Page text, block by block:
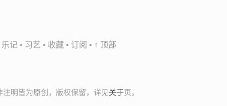
乐记 • 习艺 • 收藏 • 订阅 • ↑ 顶部
明皆为原创，版权保留，详见关于页。